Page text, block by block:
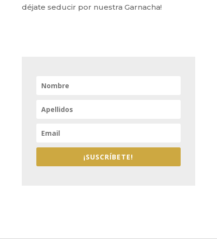
déjate seducir por nuestra Garnacha!
¡SUSCRÍBETE!